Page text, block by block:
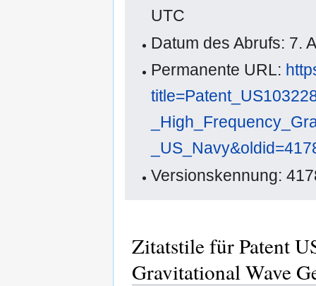
UTC
Datum des Abrufs: 7.
Permanente URL:
Versionskennung:
Zitatstile für Patent
Gravitational Wave